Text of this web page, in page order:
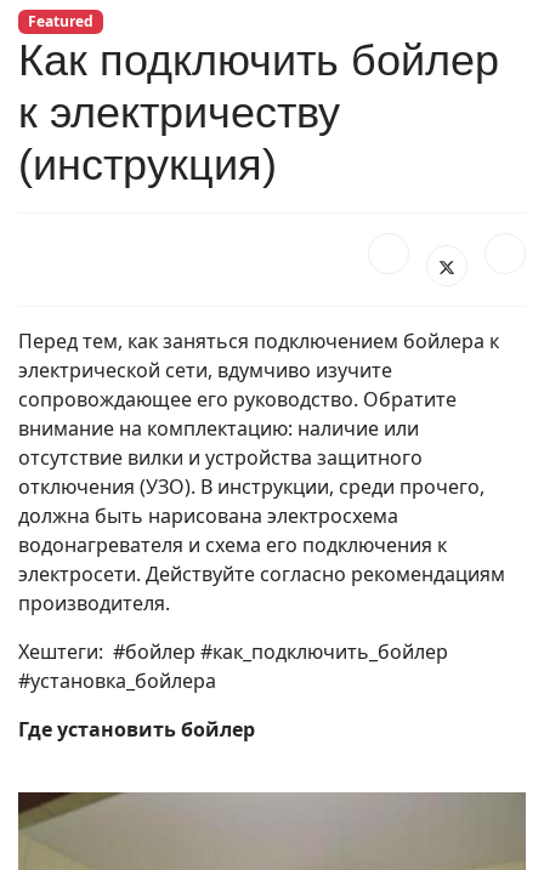
Featured
Как подключить бойлер
к электричеству
(инструкция)
Перед тем, как заняться подключением бойлера к
электрической сети, вдумчиво изучите
сопровождающее его руководство. Обратите
внимание на комплектацию: наличие или
отсутствие вилки и устройства защитного
отключения (УЗО). В инструкции, среди прочего,
должна быть нарисована электросхема
водонагревателя и схема его подключения к
электросети. Действуйте согласно рекомендациям
производителя.
Хештеги: #бойлер #как_подключить_бойлер
#установка_бойлера
Где установить бойлер